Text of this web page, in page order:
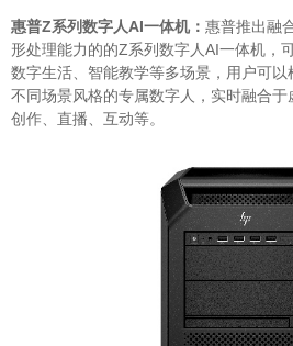
惠普Z系列数字人AI一体机： 惠普推出融
形处理能力的的Z系列数字人AI一体机，
数字生活、智能教学等多场景，用户可以
不同场景风格的专属数字人，实时融合
创作、直播、互动等。